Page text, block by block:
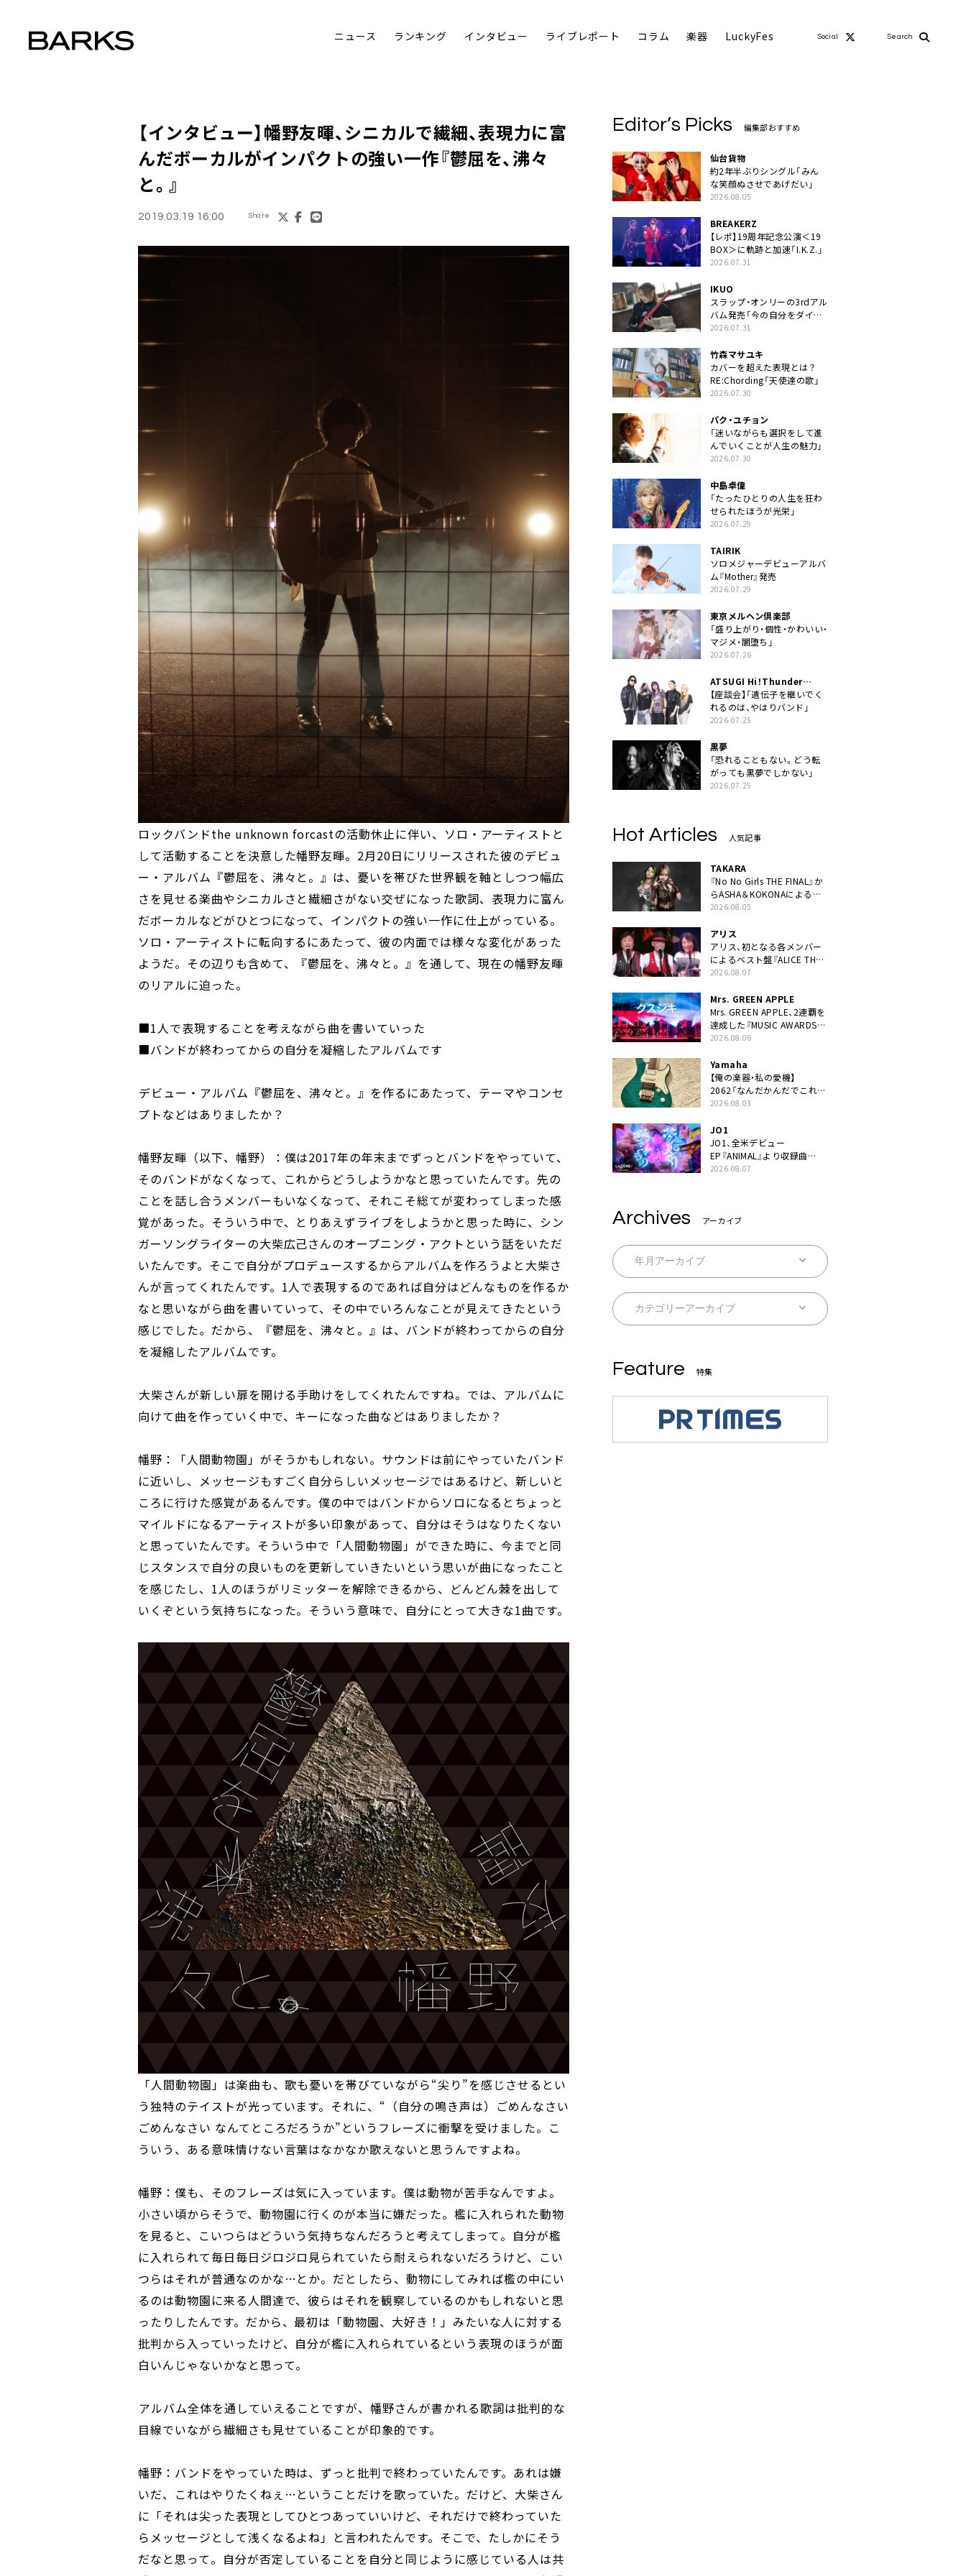
ニュース ランキング インタビュー ライブレポート コラム 楽器 LuckyFes Social Search
【インタビュー】幡野友暉、シニカルで繊細、表現力に富
んだボーカルがインパクトの強い一作『鬱屈を、沸々
と。』
2019.03.19 16:00 Share
ロックバンドthe unknown forcastの活動休止に伴い、ソロ・アーティストと
して活動することを決意した幡野友暉。2月20日にリリースされた彼のデビュ
ー・アルバム『鬱屈を、沸々と。』は、憂いを帯びた世界観を軸としつつ幅広
さを見せる楽曲やシニカルさと繊細さがない交ぜになった歌詞、表現力に富ん
だボーカルなどがひとつになって、インパクトの強い一作に仕上がっている。
ソロ・アーティストに転向するにあたって、彼の内面では様々な変化があった
ようだ。その辺りも含めて、『鬱屈を、沸々と。』を通して、現在の幡野友暉
のリアルに迫った。
■1人で表現することを考えながら曲を書いていった
■バンドが終わってからの自分を凝縮したアルバムです
――デビュー・アルバム『鬱屈を、沸々と。』を作るにあたって、テーマやコンセ
プトなどはありましたか？
幡野友暉（以下、幡野）：僕は2017年の年末までずっとバンドをやっていて、
そのバンドがなくなって、これからどうしようかなと思っていたんです。先の
ことを話し合うメンバーもいなくなって、それこそ総てが変わってしまった感
覚があった。そういう中で、とりあえずライブをしようかと思った時に、シン
ガーソングライターの大柴広己さんのオープニング・アクトという話をいただ
いたんです。そこで自分がプロデュースするからアルバムを作ろうよと大柴さ
んが言ってくれたんです。1人で表現するのであれば自分はどんなものを作るか
なと思いながら曲を書いていって、その中でいろんなことが見えてきたという
感じでした。だから、『鬱屈を、沸々と。』は、バンドが終わってからの自分
を凝縮したアルバムです。
――大柴さんが新しい扉を開ける手助けをしてくれたんですね。では、アルバムに
向けて曲を作っていく中で、キーになった曲などはありましたか？
幡野：「人間動物園」がそうかもしれない。サウンドは前にやっていたバンド
に近いし、メッセージもすごく自分らしいメッセージではあるけど、新しいと
ころに行けた感覚があるんです。僕の中ではバンドからソロになるとちょっと
マイルドになるアーティストが多い印象があって、自分はそうはなりたくない
と思っていたんです。そういう中で「人間動物園」ができた時に、今までと同
じスタンスで自分の良いものを更新していきたいという思いが曲になったこと
を感じたし、1人のほうがリミッターを解除できるから、どんどん棘を出して
いくぞという気持ちになった。そういう意味で、自分にとって大きな1曲です。
――「人間動物園」は楽曲も、歌も憂いを帯びていながら“尖り”を感じさせるとい
う独特のテイストが光っています。それに、“（自分の鳴き声は）ごめんなさい
ごめんなさい なんてところだろうか”というフレーズに衝撃を受けました。こ
ういう、ある意味情けない言葉はなかなか歌えないと思うんですよね。
幡野：僕も、そのフレーズは気に入っています。僕は動物が苦手なんですよ。
小さい頃からそうで、動物園に行くのが本当に嫌だった。檻に入れられた動物
を見ると、こいつらはどういう気持ちなんだろうと考えてしまって。自分が檻
に入れられて毎日毎日ジロジロ見られていたら耐えられないだろうけど、こい
つらはそれが普通なのかな…とか。だとしたら、動物にしてみれば檻の中にい
るのは動物園に来る人間達で、彼らはそれを観察しているのかもしれないと思
ったりしたんです。だから、最初は「動物園、大好き！」みたいな人に対する
批判から入っていったけど、自分が檻に入れられているという表現のほうが面
白いんじゃないかなと思って。
――アルバム全体を通していえることですが、幡野さんが書かれる歌詞は批判的な
目線でいながら繊細さも見せていることが印象的です。
幡野：バンドをやっていた時は、ずっと批判で終わっていたんです。あれは嫌
いだ、これはやりたくねぇ…ということだけを歌っていた。だけど、大柴さん
に「それは尖った表現としてひとつあっていいけど、それだけで終わっていた
らメッセージとして浅くなるよね」と言われたんです。そこで、たしかにそう
だなと思って。自分が否定していることを自分と同じように感じている人は共
Editor’s Picks 編集部おすすめ
仙台貨物
約2年半ぶりシングル「みん
な笑顔ぬさせであげだい」
2026.08.05
BREAKERZ
【レポ】19周年記念公演＜19
BOX＞に軌跡と加速「I.K.Z.」
2026.07.31
IKUO
スラップ・オンリーの3rdアル
バム発売「今の自分をダイレ
クトに」
2026.07.31
竹森マサユキ
カバーを超えた表現とは？
RE:Chording「天使達の歌」
2026.07.30
パク・ユチョン
「迷いながらも選択をして進
んでいくことが人生の魅力」
2026.07.30
中島卓偉
「たったひとりの人生を狂わ
せられたほうが光栄」
2026.07.29
TAIRIK
ソロメジャーデビューアルバ
ム『Mother』発売
2026.07.29
東京メルヘン倶楽部
「盛り上がり・個性・かわいい・
マジメ・闇堕ち」
2026.07.26
ATSUGI Hi！Thunder
Rock Festival
【座談会】「遺伝子を継いでく
れるのは、やはりバンド」
2026.07.25
黒夢
「恐れることもない。どう転
がっても黒夢でしかない」
2026.07.25
Hot Articles 人気記事
TAKARA
『No No Girls THE FINAL』か
らASHA＆KOKONAによるユ
ニット・TAKARAがデビュー
2026.08.05
アリス
アリス、初となる各メンバー
によるベスト盤『ALICE THE
BEST “TORILOGY”』リリー
2026.08.07
Mrs. GREEN APPLE
Mrs. GREEN APPLE、2連覇を
達成した『MUSIC AWARDS
JAPAN 2026』での「クスシ
YouTube公開
2026.08.06
Yamaha
【俺の楽器・私の愛機】
2062「なんだかんだでこれが
1番」
2026.08.03
JO1
JO1、全⽶デビュー
EP『ANIMAL』より収録曲
「SAKURA」を本日先行リリー
2026.08.07
Archives アーカイブ
Feature 特集